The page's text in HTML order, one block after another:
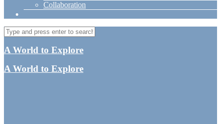
Collaboration
A World to Explore
A World to Explore